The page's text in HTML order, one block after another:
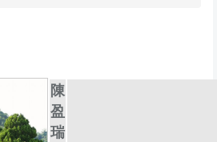
陳
盈
瑞